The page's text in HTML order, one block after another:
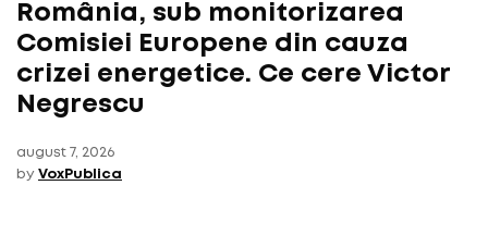
România, sub monitorizarea
Comisiei Europene din cauza
crizei energetice. Ce cere Victor
Negrescu
august 7, 2026
by VoxPublica